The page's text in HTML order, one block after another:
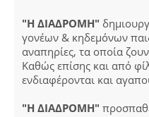
"Η ΔΙΑΔΡΟΜΗ"
γονέων & κηδεμόνων
αναπηρίες, τα οποία ζουν
Καθώς επίσης και από
ενδιαφέρονται και
"Η ΔΙΑΔΡΟΜΗ"